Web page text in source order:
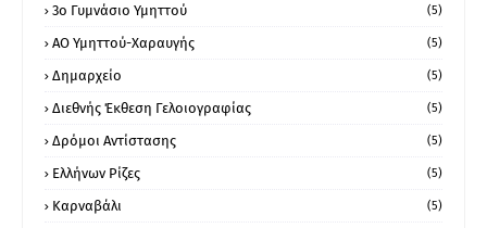
3ο Γυμνάσιο Υμηττού (5)
ΑΟ Υμηττού-Χαραυγής (5)
Δημαρχείο (5)
Διεθνής Έκθεση Γελοιογραφίας (5)
Δρόμοι Αντίστασης (5)
Ελλήνων Ρίζες (5)
Καρναβάλι (5)